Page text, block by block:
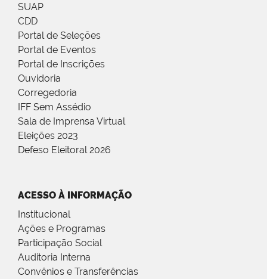
SUAP
CDD
Portal de Seleções
Portal de Eventos
Portal de Inscrições
Ouvidoria
Corregedoria
IFF Sem Assédio
Sala de Imprensa Virtual
Eleições 2023
Defeso Eleitoral 2026
ACESSO À INFORMAÇÃO
Institucional
Ações e Programas
Participação Social
Auditoria Interna
Convênios e Transferências